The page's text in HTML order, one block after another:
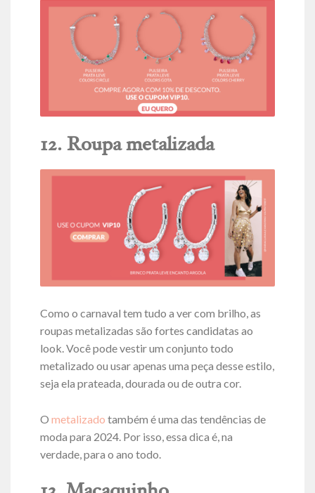
12. Roupa metalizada
Como o carnaval tem tudo a ver com brilho, as
roupas metalizadas são fortes candidatas ao
look. Você pode vestir um conjunto todo
metalizado ou usar apenas uma peça desse estilo,
seja ela prateada, dourada ou de outra cor.
O metalizado também é uma das tendências de
moda para 2024. Por isso, essa dica é, na
verdade, para o ano todo.